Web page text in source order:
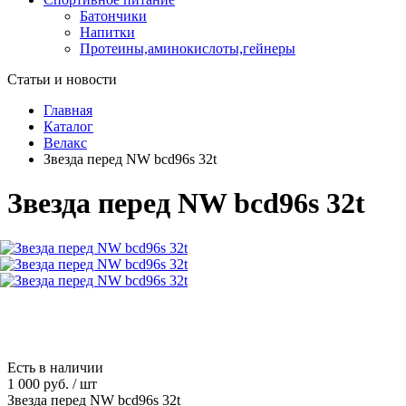
Батончики
Напитки
Протеины,аминокислоты,гейнеры
Статьи и новости
Главная
Каталог
Велакс
Звезда перед NW bcd96s 32t
Звезда перед NW bcd96s 32t
Есть в наличии
1 000 руб. / шт
Звезда перед NW bcd96s 32t